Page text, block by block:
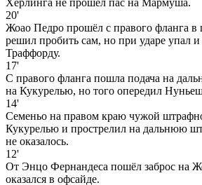
Херлинга не прошёл пас на Мармуша.
20'
Жоао Педро прошёл с правого фланга в
решил пробить сам, но при ударе упал
Траффорду.
17'
С правого фланга пошла подача на
на Кукурелью, но того опередил
14'
Семеньо на правом краю чужой
Кукурелью и прострелил на дальнюю
не оказалось.
12'
От Энцо Фернандеса пошёл заброс на
оказался в офсайде.